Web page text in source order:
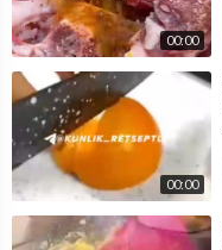
00:00
00:00